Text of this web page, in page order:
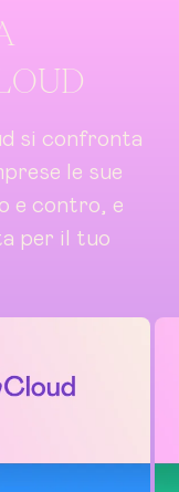
si confronta
le sue
e contro, e
per il tuo